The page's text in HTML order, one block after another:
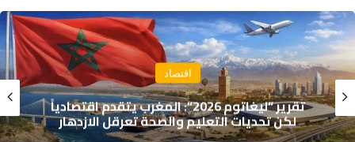
2026”: المغرب يتقدم اقتصادياً
تعرقل الازدهار من دخلهم